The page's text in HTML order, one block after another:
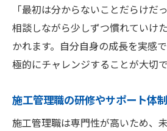
「最初は分からないことだらけだ
相談しながら少しずつ慣れていけ
かれます。自分自身の成長を実感
極的にチャレンジすることが大切で
施工管理職の研修やサポート体
施工管理職は専門性が高いため、